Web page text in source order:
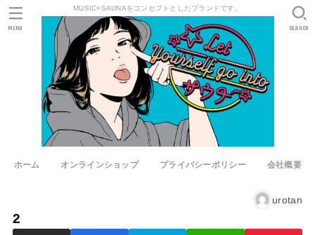
MUSIC×SAUNAをコンセプトとしたブランドです。
ホーム オンラインショップ プライバシーポリシー 会社概要
SEARCH
MENU
urotan
2